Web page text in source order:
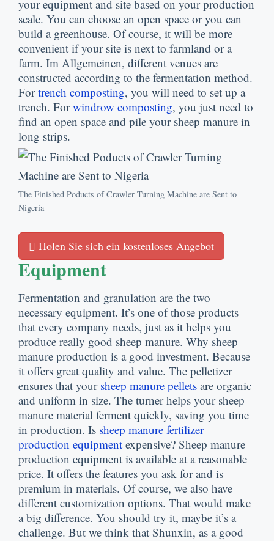
your equipment and site based on your production
scale. You can choose an open space or you can
build a greenhouse. Of course, it will be more
convenient if your site is next to farmland or a
farm. Im Allgemeinen, different venues are
constructed according to the fermentation method.
For trench composting, you will need to set up a
trench. For windrow composting, you just need to
find an open space and pile your sheep manure in
long strips.
The Finished Poducts of Crawler Turning Machine are Sent to
Nigeria
Holen Sie sich ein kostenloses Angebot
Equipment
Fermentation and granulation are the two
necessary equipment. It’s one of those products
that every company needs, just as it helps you
produce really good sheep manure. Why sheep
manure production is a good investment. Because
it offers great quality and value. The pelletizer
ensures that your sheep manure pellets are organic
and uniform in size. The turner helps your sheep
manure material ferment quickly, saving you time
in production. Is sheep manure fertilizer
production equipment expensive? Sheep manure
production equipment is available at a reasonable
price. It offers the features you ask for and is
premium in materials. Of course, we also have
different customization options. That would make
a big difference. You should try it, maybe it’s a
challenge. But we think that Shunxin, as a good